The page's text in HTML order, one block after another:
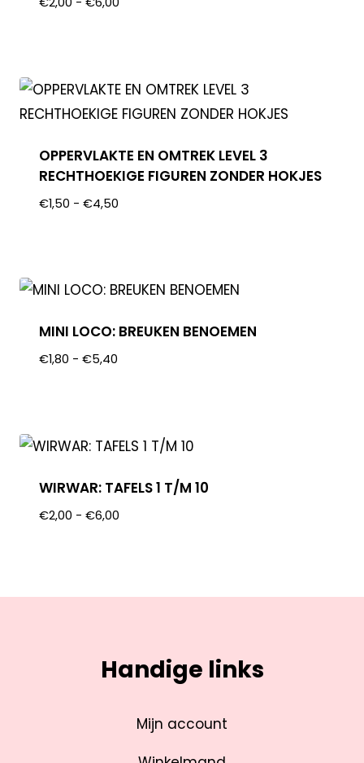
OPPERVLAKTE EN OMTREK LEVEL 3
RECHTHOEKIGE FIGUREN ZONDER HOKJES
€1,50 - €4,50
MINI LOCO: BREUKEN BENOEMEN
€1,80 - €5,40
WIRWAR: TAFELS 1 T/M 10
€2,00 - €6,00
Handige links
Mijn account